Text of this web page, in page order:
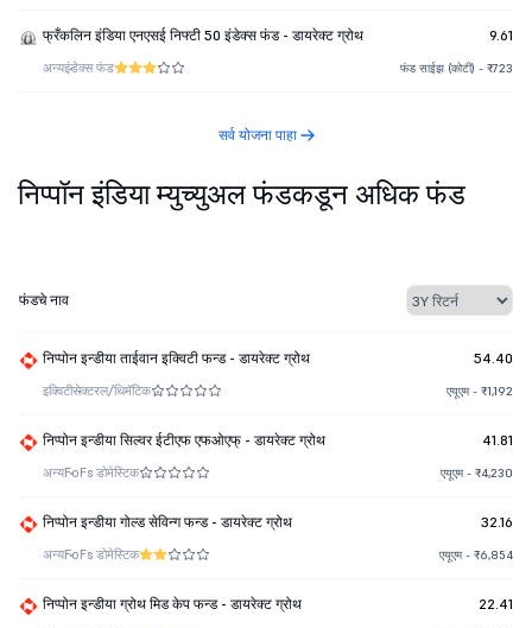
फ्रँकलिन इंडिया एनएसई निफ्टी 50 इंडेक्स फंड - डायरेक्ट ग्रोथ 9.61
अन्यइंडेक्स फंड फंड साईझ (कोटी) - ₹723
सर्व योजना पाहा
निप्पॉन इंडिया म्युच्युअल फंडकडून अधिक फंड
फंडचे नाव
निप्पोन इन्डीया ताईवान इक्विटी फन्ड - डायरेक्ट ग्रोथ 54.40
इक्विटीसेक्टरल/थिमॅटिक एयूएम - ₹1,192
निप्पोन इन्डीया सिल्वर ईटीएफ एफओएफ् - डायरेक्ट ग्रोथ 41.81
अन्यFoFs डोमेस्टिक एयूएम - ₹4,230
निप्पोन इन्डीया गोल्ड सेविन्ग फन्ड - डायरेक्ट ग्रोथ 32.16
अन्यFoFs डोमेस्टिक एयूएम - ₹6,854
निप्पोन इन्डीया ग्रोथ मिड केप फन्ड - डायरेक्ट ग्रोथ 22.41